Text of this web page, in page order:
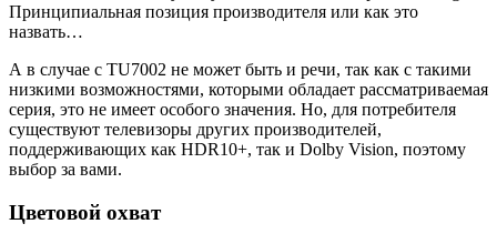
Принципиальная позиция производителя или как это
назвать…
А в случае с TU7002 не может быть и речи, так как с такими
низкими возможностями, которыми обладает рассматриваемая
серия, это не имеет особого значения. Но, для потребителя
существуют телевизоры других производителей,
поддерживающих как HDR10+, так и Dolby Vision, поэтому
выбор за вами.
Цветовой охват